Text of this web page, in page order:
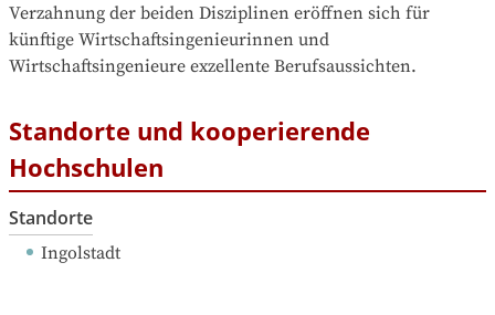
Verzahnung der beiden Disziplinen eröffnen sich für
künftige Wirtschaftsingenieurinnen und
Wirtschaftsingenieure exzellente Berufsaussichten.
Standorte und kooperierende
Hochschulen
Standorte
Ingolstadt